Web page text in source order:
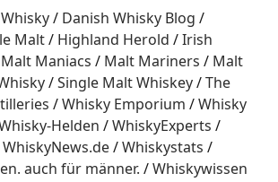
Danish Whisky Blog
Malt
Highland Herold
Irish
Malt Maniacs Malt Mariners
Malt
Single Malt Whiskey
The
Whisky Emporium
Whisky
Helden
WhiskyExperts
WhiskyNews.de
Whiskystats
auch für männer.
Whiskywissen